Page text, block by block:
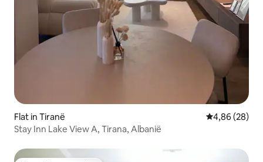
Flat in Tiranë Gemiddelde
4,86 (28)
Stay Inn Lake View A, Tirana, Albanië